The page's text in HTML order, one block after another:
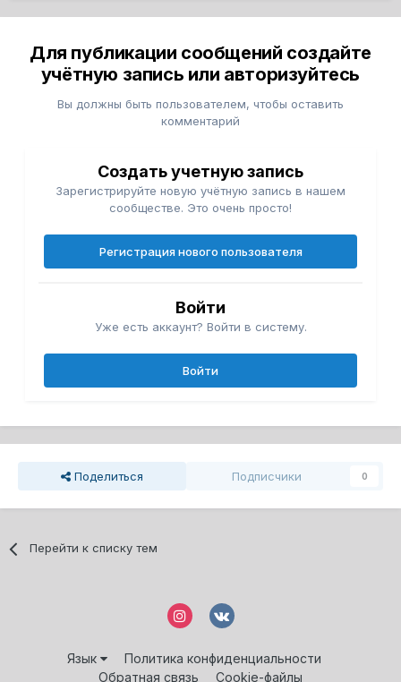
Для публикации сообщений создайте
учётную запись или авторизуйтесь
Вы должны быть пользователем, чтобы оставить
комментарий
Создать учетную запись
Зарегистрируйте новую учётную запись в нашем
сообществе. Это очень просто!
Регистрация нового пользователя
Войти
Уже есть аккаунт? Войти в систему.
Войти
Поделиться Подписчики 0
Перейти к списку тем
Язык
Политика конфиденциальности
Обратная связь
Cookie-файлы